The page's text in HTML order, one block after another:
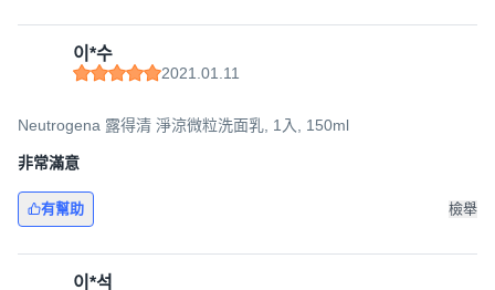
이*수
2021.01.11
Neutrogena 露得清 淨涼微粒洗面乳, 1入, 150ml
非常滿意
有幫助 檢舉
이*석